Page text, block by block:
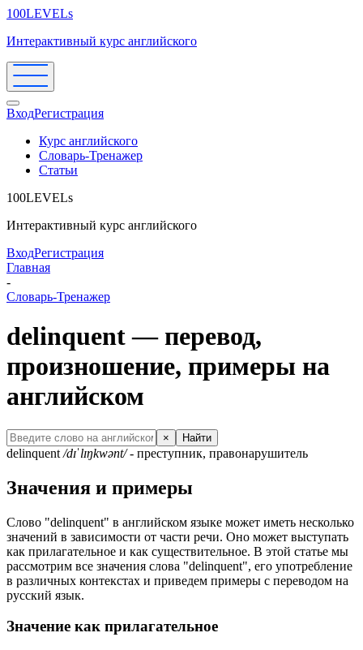
100LEVELs
Интерактивный курс английского
ВходРегистрация
Курс английского
Словарь-Тренажер
Статьи
100LEVELs
Интерактивный курс английского
ВходРегистрация
Главная
-
Словарь-Тренажер
delinquent — перевод,
произношение, примеры на
английском
× Найти
delinquent /dɪˈlɪŋkwənt/- преступник, правонарушитель
Значения и примеры
Слово "delinquent" в английском языке может иметь несколько
значений в зависимости от части речи. Оно может выступать
как прилагательное и как существительное. В этой статье мы
рассмотрим все значения слова "delinquent", его употребление
в различных контекстах и приведем примеры с переводом на
русский язык.
Значение как прилагательное